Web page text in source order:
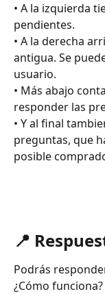
• A la izquierda
pendientes.
• A la derecha
antigua. Se
usuario.
• Más abajo
responder las
• Y al final
preguntas, que
posible
📍
Podrás
¿Cómo funciona?